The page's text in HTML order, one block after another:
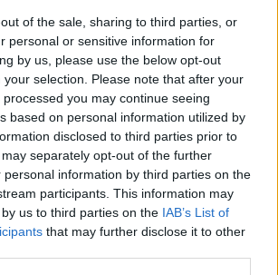
of the sale, sharing to third parties, or
personal or sensitive information for
by us, please use the below opt-out
selection. Please note that after your
you may continue seeing
based on personal information utilized by
disclosed to third parties prior to
separately opt-out of the further
personal information by third parties on the
participants. This information may
us to third parties on the IAB’s List of
that may further disclose it to other
Teksti:
Ilkka Lahti Juontaja
Liikenne
Peurakolari yle
Kerro mielipiteesi.Tutustu kuitenkin